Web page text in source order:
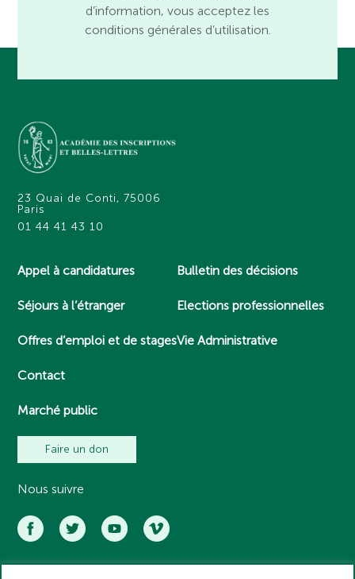
d’information, vous acceptez les
conditions générales d’utilisation.
23 Quai de Conti, 75006
Paris
01 44 41 43 10
Appel à candidatures
Séjours à l’étranger
Offres d’emploi et de stages
Contact
Marché public
Bulletin des décisions
Elections professionnelles
Vie Administrative
Faire un don
Nous suivre